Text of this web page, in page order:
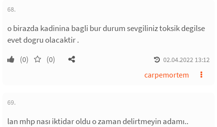
68.
o birazda kadinina bagli bur durum sevgiliniz toksik degilse
evet dogru olacaktir .
(0) (0) 02.04.2022 13:12
carpemortem
69.
lan mhp nası iktidar oldu o zaman delirtmeyin adamı..